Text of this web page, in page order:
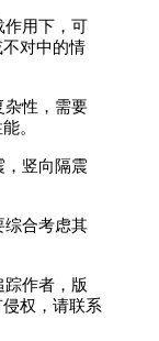
作用下，可
对中的情
杂性，需要
。
，竖向隔震
综合考虑其
踪作者，版
权，请联系